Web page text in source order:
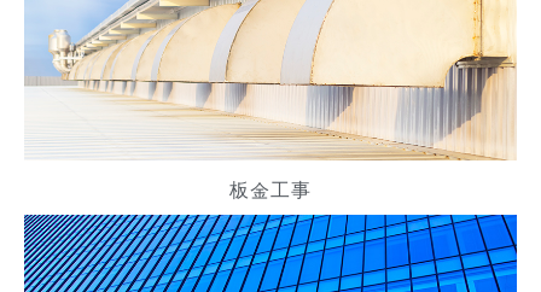
板金工事